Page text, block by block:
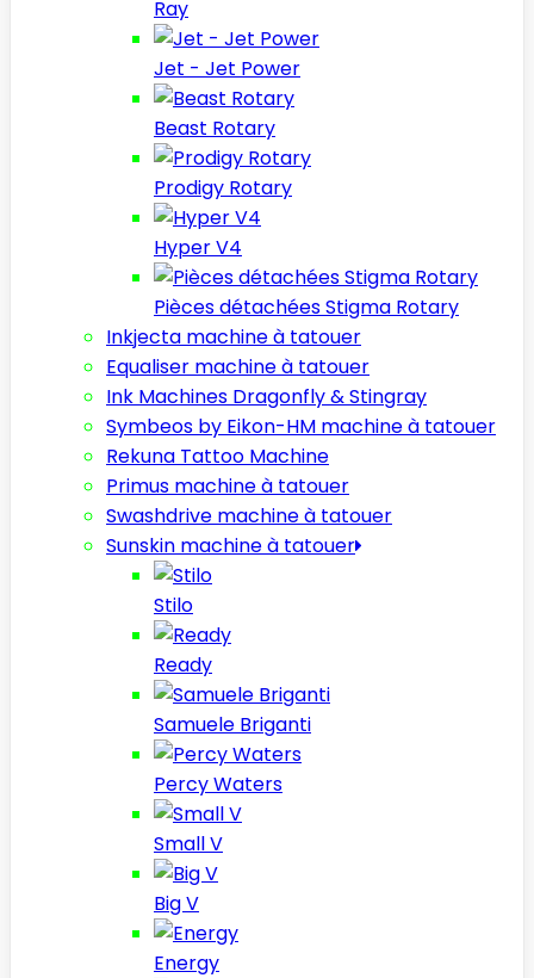
Ray
Jet - Jet Power
Beast Rotary
Prodigy Rotary
Hyper V4
Pièces détachées Stigma Rotary
Inkjecta machine à tatouer
Equaliser machine à tatouer
Ink Machines Dragonfly & Stingray
Symbeos by Eikon-HM machine à tatouer
Rekuna Tattoo Machine
Primus machine à tatouer
Swashdrive machine à tatouer
Sunskin machine à tatouer
Stilo
Ready
Samuele Briganti
Percy Waters
Small V
Big V
Energy